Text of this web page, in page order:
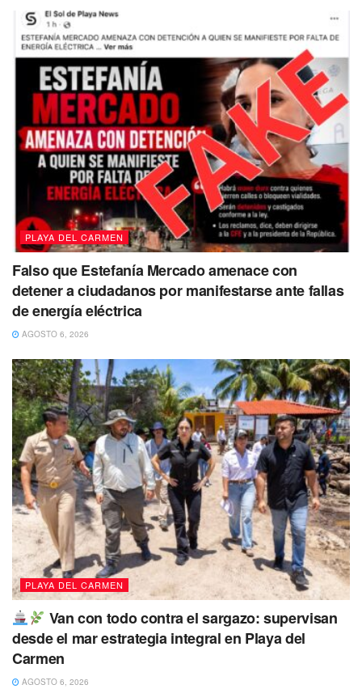
PLAYA DEL CARMEN
Falso que Estefanía Mercado amenace con
detener a ciudadanos por manifestarse ante fallas
de energía eléctrica
AGOSTO 6, 2026
PLAYA DEL CARMEN
Van con todo contra el sargazo: supervisan
desde el mar estrategia integral en Playa del
Carmen
AGOSTO 6, 2026